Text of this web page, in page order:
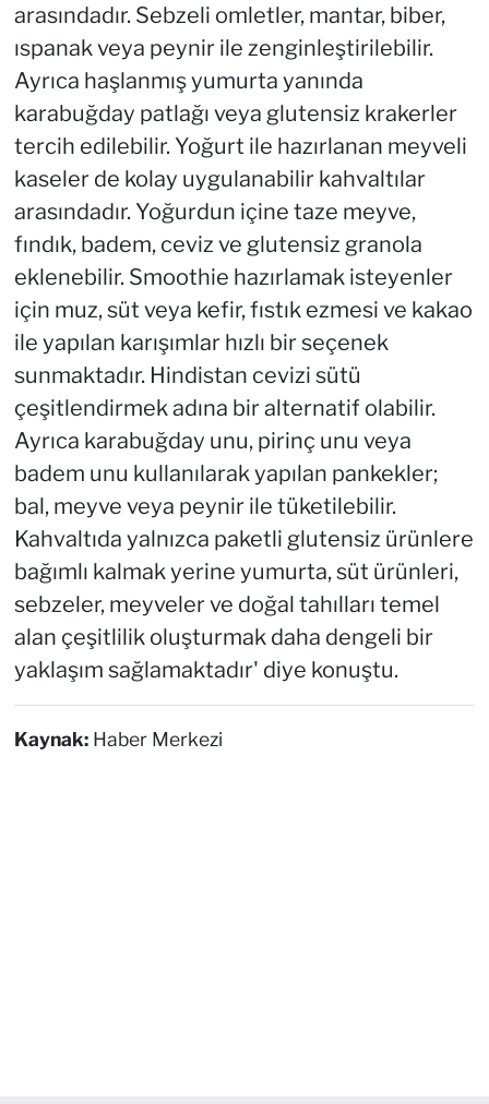
arasındadır. Sebzeli omletler, mantar, biber,
ıspanak veya peynir ile zenginleştirilebilir.
Ayrıca haşlanmış yumurta yanında
karabuğday patlağı veya glutensiz krakerler
tercih edilebilir. Yoğurt ile hazırlanan meyveli
kaseler de kolay uygulanabilir kahvaltılar
arasındadır. Yoğurdun içine taze meyve,
fındık, badem, ceviz ve glutensiz granola
eklenebilir. Smoothie hazırlamak isteyenler
için muz, süt veya kefir, fıstık ezmesi ve kakao
ile yapılan karışımlar hızlı bir seçenek
sunmaktadır. Hindistan cevizi sütü
çeşitlendirmek adına bir alternatif olabilir.
Ayrıca karabuğday unu, pirinç unu veya
badem unu kullanılarak yapılan pankekler;
bal, meyve veya peynir ile tüketilebilir.
Kahvaltıda yalnızca paketli glutensiz ürünlere
bağımlı kalmak yerine yumurta, süt ürünleri,
sebzeler, meyveler ve doğal tahılları temel
alan çeşitlilik oluşturmak daha dengeli bir
yaklaşım sağlamaktadır' diye konuştu.
Kaynak: Haber Merkezi